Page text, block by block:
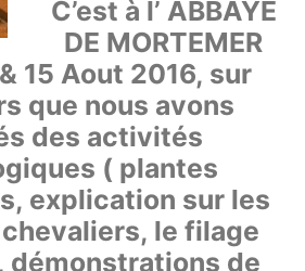
C’est à l’ ABBAYE
DE MORTEMER
15 Aout 2016, sur
que nous avons
des activités
( plantes
explication sur les
le filage
démonstrations de